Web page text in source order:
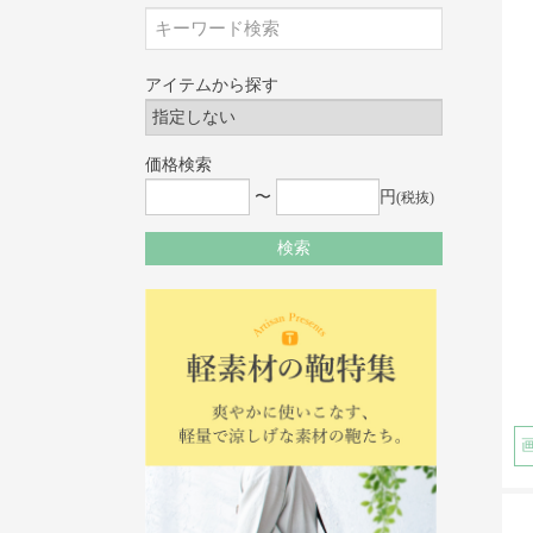
アイテムから探す
価格検索
〜
円(税抜)
検索